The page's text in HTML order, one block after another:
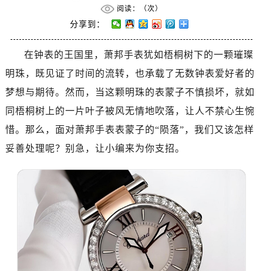
阅读：（次）
分享到：
在钟表的王国里，萧邦手表犹如梧桐树下的一颗璀璨
明珠，既见证了时间的流转，也承载了无数钟表爱好者的
梦想与期待。然而，当这颗明珠的表蒙子不慎损坏，就如
同梧桐树上的一片叶子被风无情地吹落，让人不禁心生惋
惜。那么，面对萧邦手表表蒙子的“陨落”，我们又该怎样
妥善处理呢？别急，让小编来为你支招。